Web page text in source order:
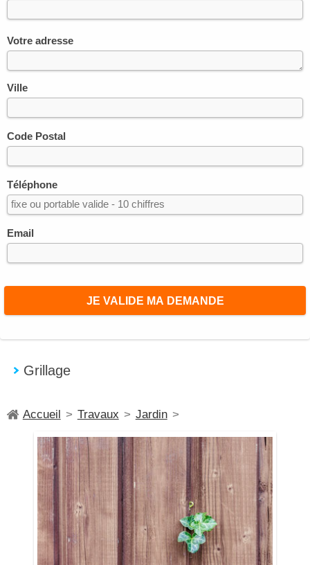
Votre adresse
Ville
Code Postal
Téléphone
Email
Grillage
Accueil > Travaux > Jardin >